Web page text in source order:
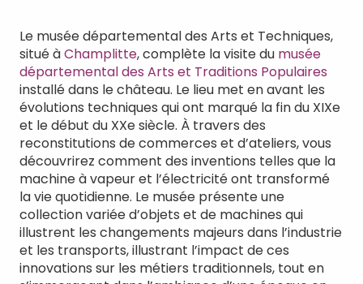
Le musée départemental des Arts et Techniques,
situé àChamplitte, complète la visite du musée
départemental des Arts et Traditions Populaires
installé dans le château. Le lieu met en avant les
évolutions techniques qui ont marqué la fin du XIXe
et le début du XXe siècle. À travers des
reconstitutions de commerces et d’ateliers, vous
découvrirez comment des inventions telles que la
machine à vapeur et l’électricité ont transformé
la vie quotidienne. Le musée présente une
collection variée d’objets et de machines qui
illustrent les changements majeurs dans l’industrie
et les transports, illustrant l’impact de ces
innovations sur les métiers traditionnels, tout en